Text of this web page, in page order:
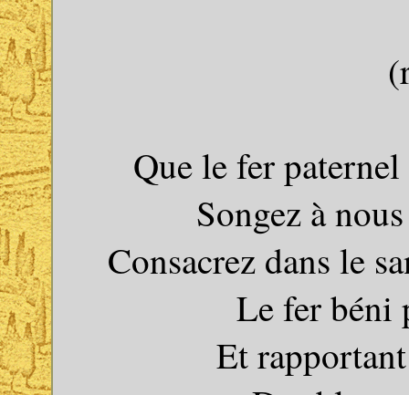
Que le fer
Songez à
Consacrez dans le
Le fer béni
Et